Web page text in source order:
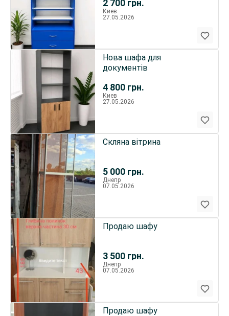
2 700 грн.
Киев
27.05.2026
4 800 грн.
Нова шафа для
документів
Киев
27.05.2026
5 000 грн.
Скляна вітрина
Днепр
07.05.2026
3 500 грн.
Продаю шафу
Днепр
07.05.2026
Продаю шафу